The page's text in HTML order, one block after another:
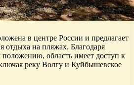
в центре России и предлагает
отдыха на пляжах. Благодаря
положению, область имеет доступ к
реку Волгу и Куйбышевское